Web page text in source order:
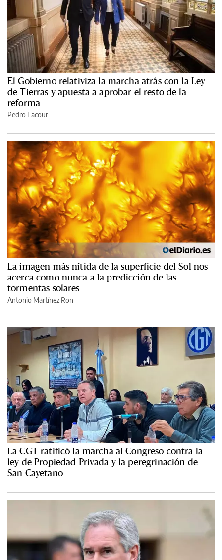
El Gobierno relativiza la marcha atrás con la Ley
de Tierras y apuesta a aprobar el resto de la
reforma
Pedro Lacour
La imagen más nítida de la superficie del Sol nos
acerca como nunca a la predicción de las
tormentas solares
Antonio Martínez Ron
La CGT ratificó la marcha al Congreso contra la
ley de Propiedad Privada y la peregrinación de
San Cayetano